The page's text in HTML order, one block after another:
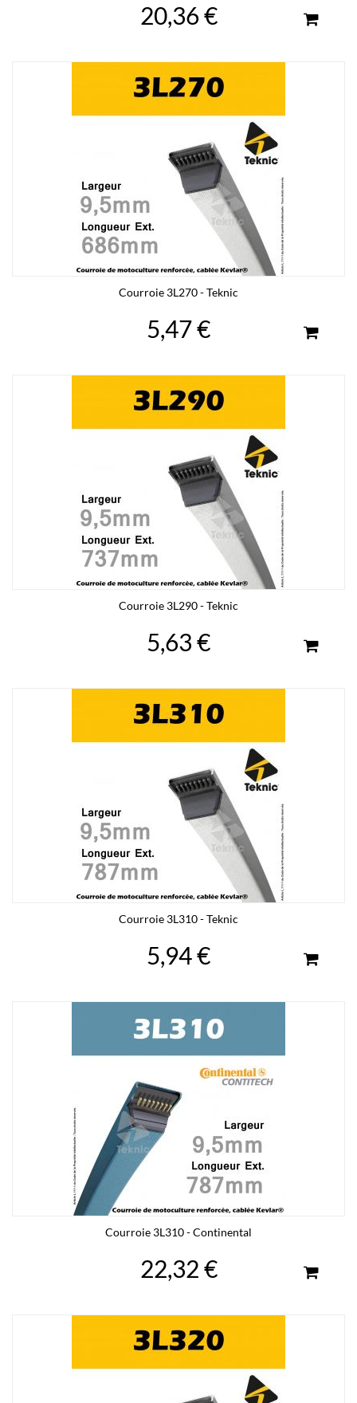
20,36 €
Courroie 3L270 - Teknic
5,47 €
Courroie 3L290 - Teknic
5,63 €
Courroie 3L310 - Teknic
5,94 €
Courroie 3L310 - Continental
22,32 €